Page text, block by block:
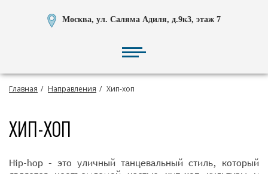
Москва, ул. Саляма Адиля, д.9к3, этаж 7
Главная Направления Хип-хоп
ХИП-ХОП
Hip-hop – это уличный танцевальный стиль, который